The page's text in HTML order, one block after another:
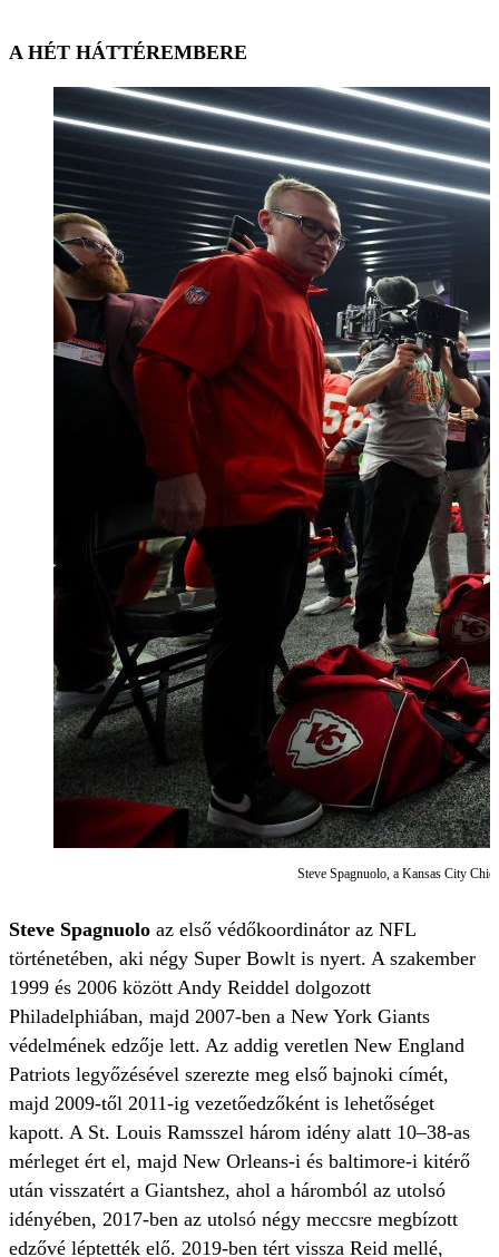
A HÉT HÁTTÉREMBERE
Steve Spagnuolo, a Kansas City
Steve Spagnuolo az első védőkoordinátor az NFL
történetében, aki négy Super Bowlt is nyert. A szakember
1999 és 2006 között Andy Reiddel dolgozott
Philadelphiában, majd 2007-ben a New York Giants
védelmének edzője lett. Az addig veretlen New England
Patriots legyőzésével szerezte meg első bajnoki címét,
majd 2009-től 2011-ig vezetőedzőként is lehetőséget
kapott. A St. Louis Ramsszel három idény alatt 10–38-as
mérleget ért el, majd New Orleans-i és baltimore-i kitérő
után visszatért a Giantshez, ahol a háromból az utolsó
idényében, 2017-ben az utolsó négy meccsre megbízott
edzővé léptették elő. 2019-ben tért vissza Reid mellé,